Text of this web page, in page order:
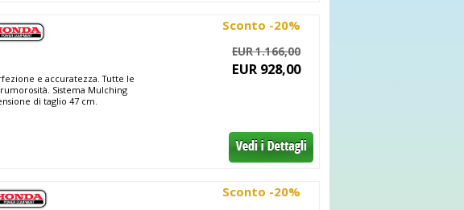
e accuratezza. Tutte le
Sistema Mulching
di taglio 47 cm.
Sconto -20%
EUR 1.166,00
EUR 928,00
Sconto -20%